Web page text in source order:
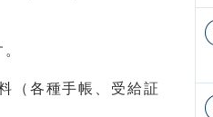
（各種手帳、受給証